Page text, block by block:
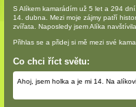
S Alíkem kamarádímuž 5 let a 294 dní
14. dubna. Mezi moje zájmy patří
zvířata. Naposledy jsem Alíka
Přihlas se a přidej si mě mezi své
Co chci říct světu:
Ahoj, jsem holka a je mi 14. Na